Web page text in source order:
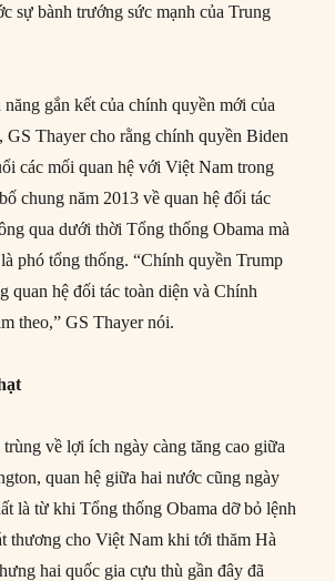
sự bành trướng sức mạnh của Trung
gắn kết của chính quyền mới của
Thayer cho rằng chính quyền Biden
các mối quan hệ với Việt Nam trong
chung năm 2013 về quan hệ đối tác
qua dưới thời Tổng thống Obama mà
phó tổng thống. “Chính quyền Trump
quan hệ đối tác toàn diện và Chính
theo,” GS Thayer nói.
về lợi ích ngày càng tăng cao giữa
quan hệ giữa hai nước cũng ngày
là từ khi Tổng thống Obama dỡ bỏ lệnh
thương cho Việt Nam khi tới thăm Hà
hai quốc gia cựu thù gần đây đã